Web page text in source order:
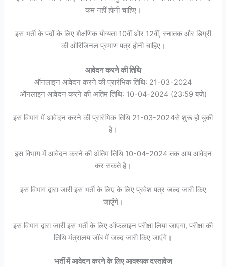
कम नहीं होनी चाहिए।
इस भर्ती के पदों के लिए शैक्षणिक योग्यता 10वीं और 12वीं, स्नातक और डिग्री
की ओरिजिनल प्रमाण पत्र होनी चाहिए।
आवेदन करने की तिथि
ऑनलाइन आवेदन करने की प्रारंभिक तिथि: 21-03-2024
ऑनलाइन आवेदन करने की अंतिम तिथि: 10-04-2024 (23:59 बजे)
इस विभाग में आवेदन करने की प्रारंभिक तिथि 21-03-2024से शुरू हो चुकी
है।
इस विभाग में आवेदन करने की अंतिम तिथि 10-04-2024 तक आप आवेदन
कर सकते है।
इस विभाग द्वारा जारी इस भर्ती के लिए के लिए प्रवेश पत्र जल्द जारी किए
जाएंगे।
इस विभाग द्वारा जारी इस भर्ती के लिए ऑफलाइन परीक्षा लिया जाएगा, परीक्षा की
तिथि मंत्रालय जॉब में जल्द जारी किए जाएंगे।
भर्ती में आवेदन करने के लिए आवश्यक दस्तावेज